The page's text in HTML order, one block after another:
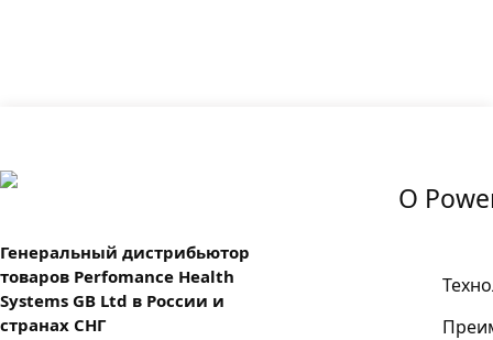
Генеральный дистрибьютор
товаров Perfomance Health
Systems GB Ltd в России и
странах СНГ
О